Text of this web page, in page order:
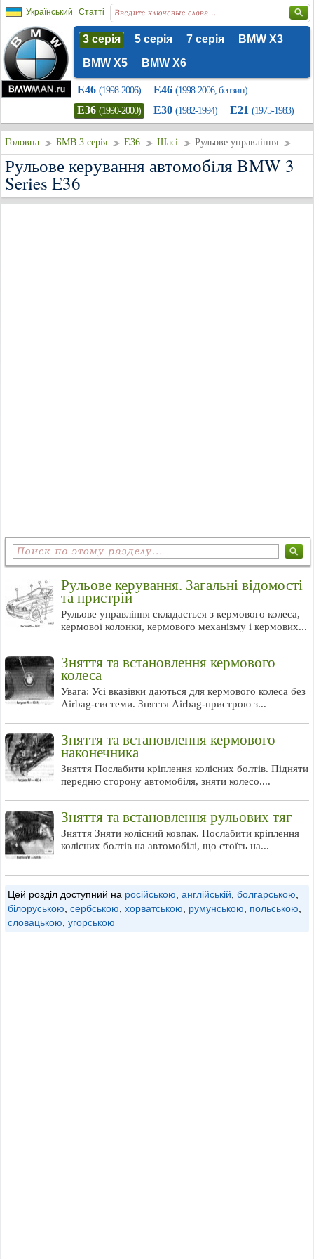
Український Статті
3 серія 5 серія 7 серія
BMW X3
BMW X5
BMW X6
E46 (1998-2006) E46 (1998-2006, бензин)
E36 (1990-2000) E30 (1982-1994) E21 (1975-1983)
Головна БМВ 3 серія E36 Шасі Рульове управління
Рульове керування автомобіля BMW 3
Series E36
Рульове керування. Загальні відомості
та пристрій
Рульове управління складається з кермового колеса,
кермової колонки, кермового механізму і кермових...
Зняття та встановлення кермового
колеса
Увага: Усі вказівки даються для кермового колеса без
Airbag-системи. Зняття Airbag-пристрою з...
Зняття та встановлення кермового
наконечника
Зняття Послабити кріплення колісних болтів. Підняти
передню сторону автомобіля, зняти колесо....
Зняття та встановлення рульових тяг
Зняття Зняти колісний ковпак. Послабити кріплення
колісних болтів на автомобілі, що стоїть на...
Цей розділ доступний на російською англійській болгарською
білоруською сербською хорватською румунською польською
словацькою угорською